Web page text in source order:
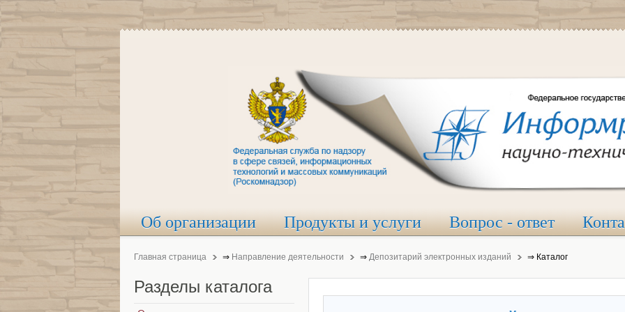
Об организации Продукты и услуги Вопрос - ответ
Главная страница ⇒ Направление деятельности ⇒ Депозитарий электронных изданий ⇒ Каталог
Разделы каталога